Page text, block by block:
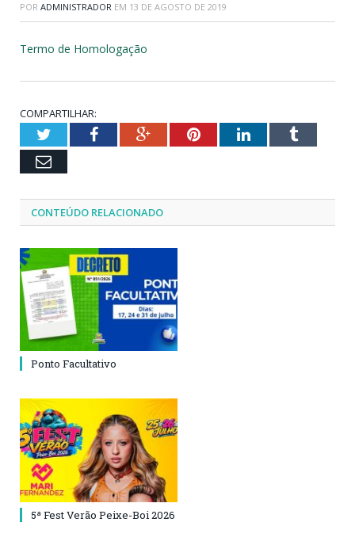
POR ADMINISTRADOR EM 13 DE AGOSTO DE 2019
Termo de Homologação
COMPARTILHAR:
TwitterFacebookGoogle+PinterestLinkedInTumblr
Email
CONTEÚDO RELACIONADO
Ponto Facultativo
5ª Fest Verão Peixe-Boi 2026